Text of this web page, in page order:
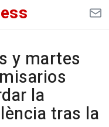
y martes
la
tras la